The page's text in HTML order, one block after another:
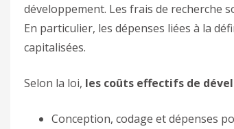
développement. Les frais de recherche
En particulier, les dépenses liées à la
capitalisées.
Selon la loi, les coûts effectifs de
Conception, codage et dépenses